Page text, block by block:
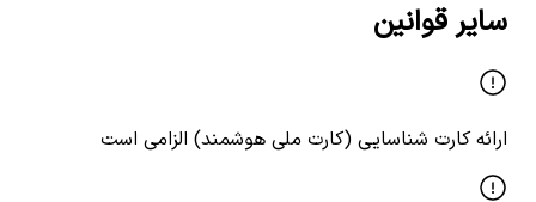
سایر قوانین
ارائه کارت شناسایی (کارت ملی هوشمند) الزامی است